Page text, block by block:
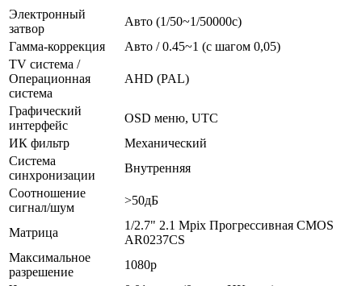
Электронный
затвор
Авто (1/50~1/50000с)
Гамма-коррекция
Авто / 0.45~1 (с шагом 0,05)
TV система /
Операционная
система
AHD (PAL)
Графический
интерфейс
OSD меню, UTC
ИК фильтр
Механический
Система
синхронизации
Внутренняя
Соотношение
сигнал/шум
>50дБ
Матрица
1/2.7" 2.1 Mpix Прогрессивная CMOS
AR0237CS
Максимальное
разрешение
1080p